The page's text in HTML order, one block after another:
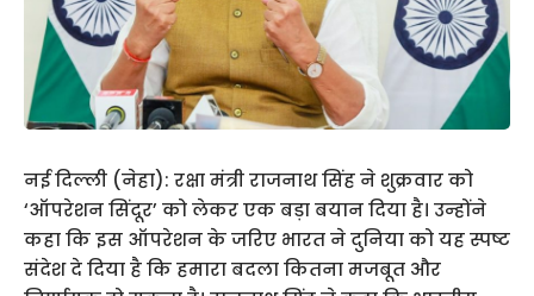
नई दिल्ली (नेहा): रक्षा मंत्री राजनाथ सिंह ने शुक्रवार को
‘ऑपरेशन सिंदूर’ को लेकर एक बड़ा बयान दिया है। उन्होंने
कहा कि इस ऑपरेशन के जरिए भारत ने दुनिया को यह स्पष्ट
संदेश दे दिया है कि हमारा बदला कितना मजबूत और